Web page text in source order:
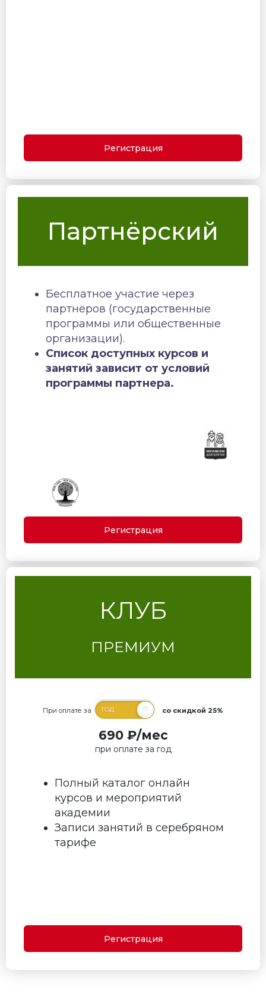
Регистрация
Партнёрский
Бесплатное участие через
партнёров (государственные
программы или общественные
организации).
Список доступных курсов и
занятий зависит от условий
программы партнера.
Регистрация
КЛУБ
ПРЕМИУМ
При оплате за со скидкой 25%
690 ₽/мес
при оплате за год
Полный каталог онлайн
курсов и мероприятий
академии
Записи занятий в серебряном
тарифе
Регистрация